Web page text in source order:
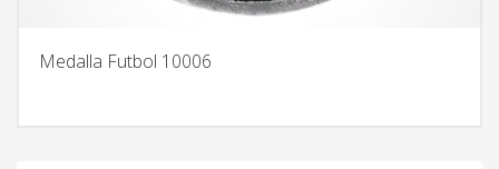
Medalla Futbol 10006